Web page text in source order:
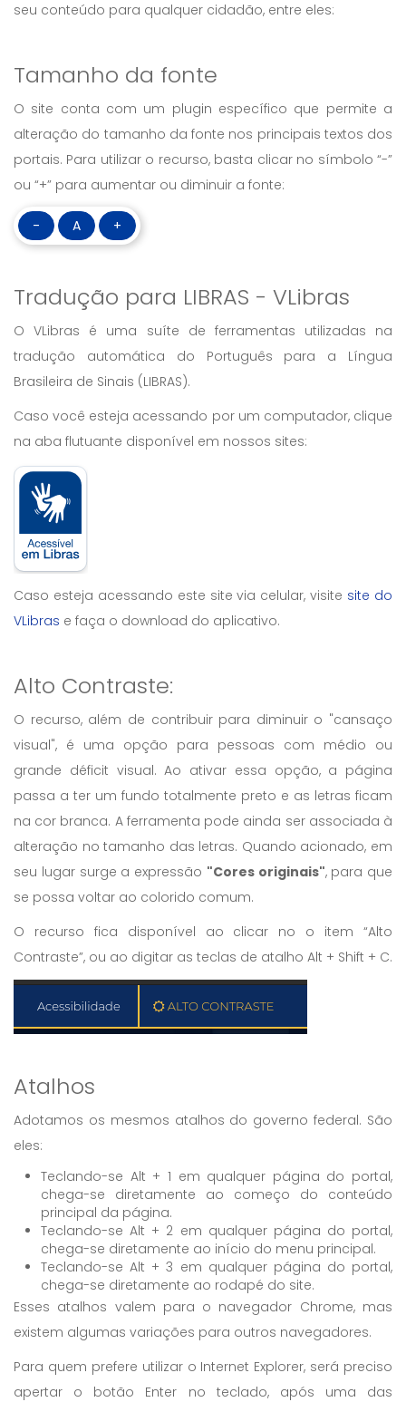
seu conteúdo para qualquer cidadão, entre eles:
Tamanho da fonte
O site conta com um plugin específico que permite a
alteração do tamanho da fonte nos principais textos dos
portais. Para utilizar o recurso, basta clicar no símbolo “-”
ou “+” para aumentar ou diminuir a fonte:
- A +
Tradução para LIBRAS - VLibras
O VLibras é uma suíte de ferramentas utilizadas na
tradução automática do Português para a Língua
Brasileira de Sinais (LIBRAS).
Caso você esteja acessando por um computador, clique
na aba flutuante disponível em nossos sites:
Caso esteja acessando este site via celular, visite site do
VLibras e faça o download do aplicativo.
Alto Contraste:
O recurso, além de contribuir para diminuir o "cansaço
visual", é uma opção para pessoas com médio ou
grande déficit visual. Ao ativar essa opção, a página
passa a ter um fundo totalmente preto e as letras ficam
na cor branca. A ferramenta pode ainda ser associada à
alteração no tamanho das letras. Quando acionado, em
seu lugar surge a expressão "Cores originais", para que
se possa voltar ao colorido comum.
O recurso fica disponível ao clicar no o item “Alto
Contraste”, ou ao digitar as teclas de atalho Alt + Shift + C.
Atalhos
Adotamos os mesmos atalhos do governo federal. São
eles:
Teclando-se Alt + 1 em qualquer página do portal,
chega-se diretamente ao começo do conteúdo
principal da página.
Teclando-se Alt + 2 em qualquer página do portal,
chega-se diretamente ao início do menu principal.
Teclando-se Alt + 3 em qualquer página do portal,
chega-se diretamente ao rodapé do site.
Esses atalhos valem para o navegador Chrome, mas
existem algumas variações para outros navegadores.
Para quem prefere utilizar o Internet Explorer, será preciso
apertar o botão Enter no teclado, após uma das